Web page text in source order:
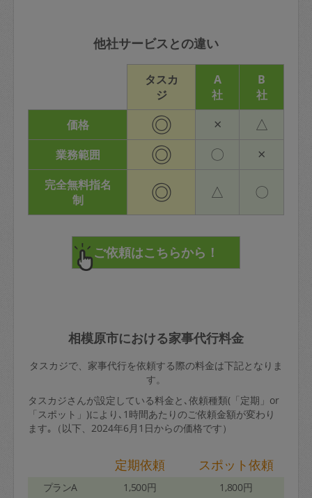
他社サービスとの違い
タスカ
ジ
A
社
B
社
価格
◎ × △
業務範囲 ◎ 〇 ×
完全無料指名
制
◎ △ 〇
相模原市における家事代行料金
タスカジで、家事代行を依頼する際の料金は下記となりま
す。
タスカジさんが設定している料金と､依頼種類(「定期」or
「スポット」)により､1時間あたりのご依頼金額が変わり
ます｡（以下、2024年6月1日からの価格です）
定期依頼 スポット依頼
プランA 1,500円 1,800円